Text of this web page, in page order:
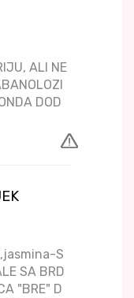
ALI NE
DOD
S
SA BRD
"BRE" D